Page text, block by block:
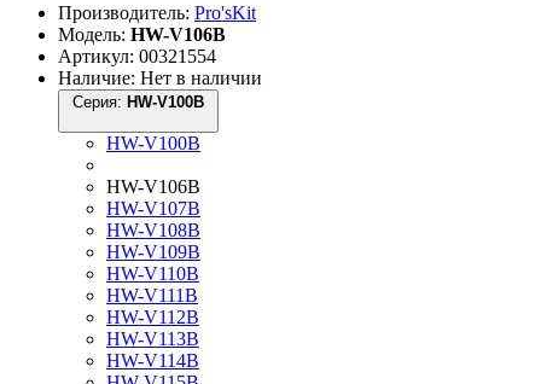
Производитель: Pro'sKit
Модель: HW-V106B
Артикул: 00321554
Наличие: Нет в наличии
Серия:
HW-V100B
HW-V106B
HW-V107B
HW-V108B
HW-V109B
HW-V110B
HW-V111B
HW-V112B
HW-V113B
HW-V114B